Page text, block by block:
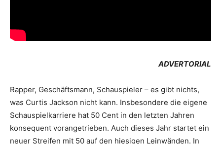
ADVERTORIAL
Rapper, Geschäftsmann, Schauspieler – es gibt nichts,
was Curtis Jackson nicht kann. Insbesondere die eigene
Schauspielkarriere hat 50 Cent in den letzten Jahren
konsequent vorangetrieben. Auch dieses Jahr startet ein
neuer Streifen mit 50 auf den hiesigen Leinwänden. In